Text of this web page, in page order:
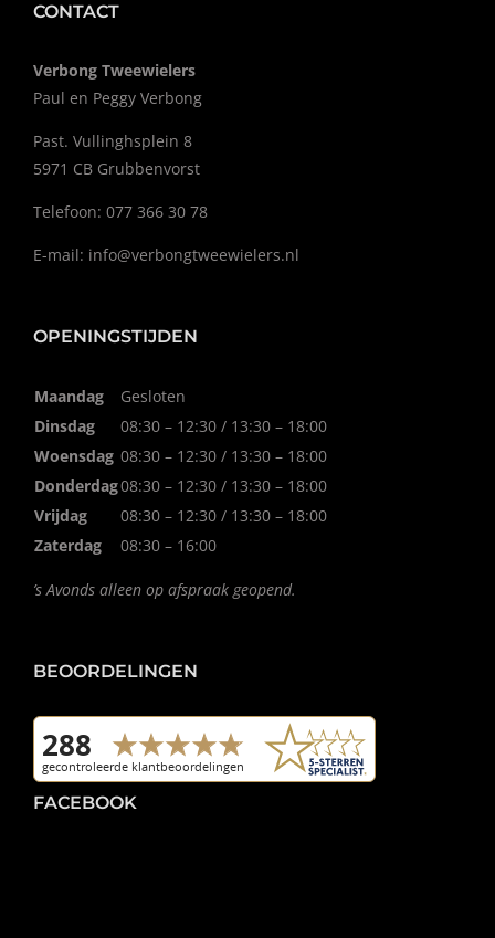
CONTACT
Verbong Tweewielers
Paul en Peggy Verbong
Past. Vullinghsplein 8
5971 CB Grubbenvorst
Telefoon: 077 366 30 78
E-mail: info@verbongtweewielers.nl
OPENINGSTIJDEN
Maandag
Gesloten
Dinsdag
08:30 – 12:30 / 13:30 – 18:00
Woensdag 08:30 – 12:30 / 13:30 – 18:00
Donderdag08:30 – 12:30 / 13:30 – 18:00
Vrijdag
08:30 – 12:30 / 13:30 – 18:00
Zaterdag
08:30 – 16:00
’s Avonds alleen op afspraak geopend.
BEOORDELINGEN
FACEBOOK